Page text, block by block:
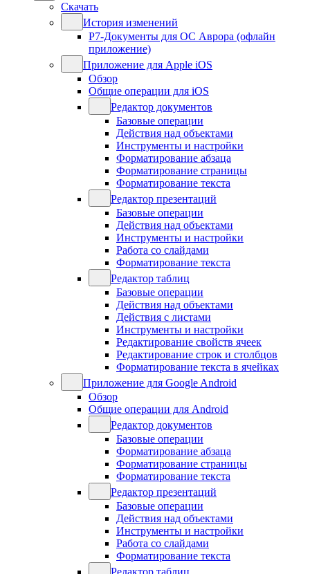
Скачать
История изменений
Р7-Документы для ОС Аврора (офлайн
приложение)
Приложение для Apple iOS
Обзор
Общие операции для iOS
Редактор документов
Базовые операции
Действия над объектами
Инструменты и настройки
Форматирование абзаца
Форматирование страницы
Форматирование текста
Редактор презентаций
Базовые операции
Действия над объектами
Инструменты и настройки
Работа со слайдами
Форматирование текста
Редактор таблиц
Базовые операции
Действия над объектами
Действия с листами
Инструменты и настройки
Редактирование свойств ячеек
Редактирование строк и столбцов
Форматирование текста в ячейках
Приложение для Google Android
Обзор
Общие операции для Android
Редактор документов
Базовые операции
Форматирование абзаца
Форматирование страницы
Форматирование текста
Редактор презентаций
Базовые операции
Действия над объектами
Инструменты и настройки
Работа со слайдами
Форматирование текста
Редактор таблиц